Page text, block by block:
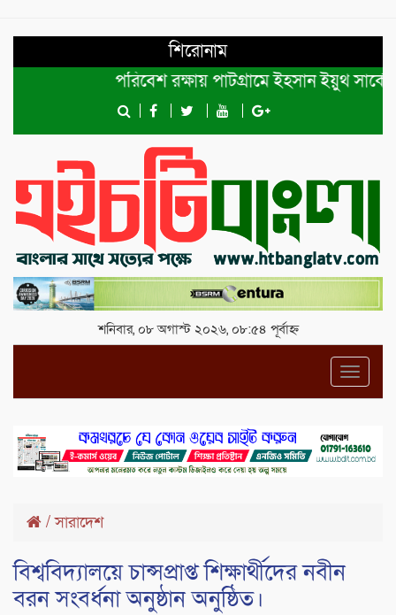
শিরোনাম
পরিবেশ রক্ষায় পাটগ্রামে ইহসান ইয়ুথ সার্কেলের
শনিবার, ০৮ অগাস্ট ২০২৬, ০৮:৫৪ পূর্বাহ্ন
/সারাদেশ
বিশ্ববিদ্যালয়ে চান্সপ্রাপ্ত শিক্ষার্থীদের নবীন
বরন সংবর্ধনা অনুষ্ঠান অনুষ্ঠিত।